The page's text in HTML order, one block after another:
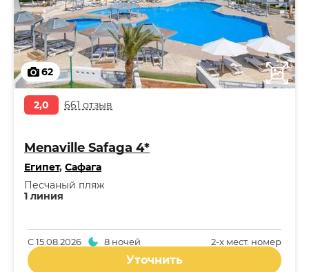
62
2,0 661 отзыв
Menaville Safaga 4*
Египет, Сафага
1 линия
Песчаный пляж
2-x мест. номер
С15.08.2026 8 ночей
Уточнить